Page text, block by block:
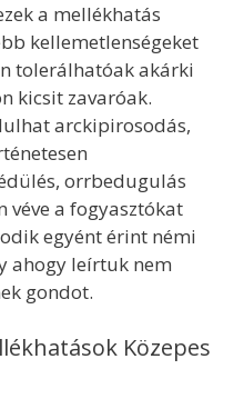
a mellékhatás
kellemetlenségeket
tolerálhatóak akárki
kicsit zavaróak.
arckipirosodás,
orrbedugulás
véve a fogyasztókat
egyént érint némi
ahogy leírtuk nem
gondot.
Közepes